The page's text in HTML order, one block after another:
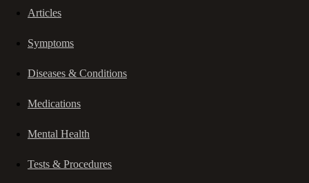
Articles
Symptoms
Diseases & Conditions
Medications
Mental Health
Tests & Procedures